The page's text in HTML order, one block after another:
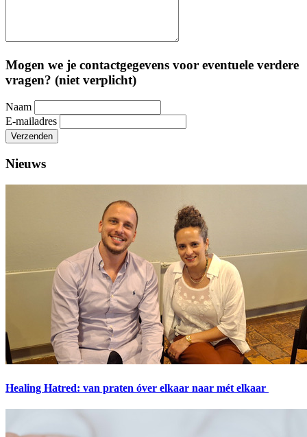
Mogen we je contactgegevens voor eventuele verdere
vragen? (niet verplicht)
Naam
E-mailadres
Verzenden
Nieuws
Healing Hatred: van praten óver elkaar naar mét elkaar